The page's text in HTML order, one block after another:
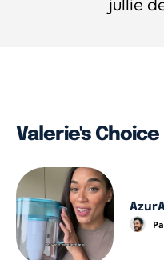
Valerie's Choice